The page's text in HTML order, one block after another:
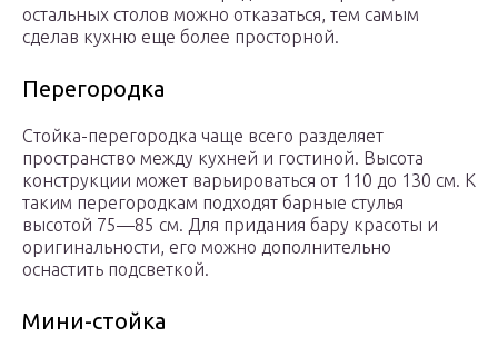
остальных столов можно отказаться, тем самым
сделав кухню еще более просторной.
Перегородка
Стойка-перегородка чаще всего разделяет
пространство между кухней и гостиной. Высота
конструкции может варьироваться от 110 до 130 см. К
таким перегородкам подходят барные стулья
высотой 75—85 см. Для придания бару красоты и
оригинальности, его можно дополнительно
оснастить подсветкой.
Мини-стойка